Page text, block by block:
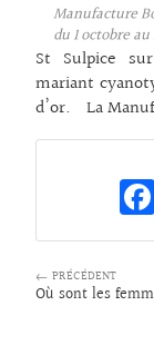
Manufacture
du 1 octobre
St Sulpice
mariant
d’or. La
← PRÉCÉDENT
Où sont les